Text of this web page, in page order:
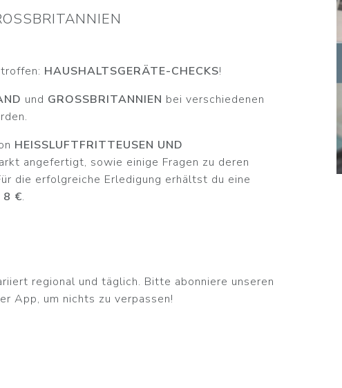
HAUSHALTSGERÄTE-CHECKS!
und GROSSBRITANNIEN
bei verschiedenen
HEISSLUFTFRITTEUSEN UND S
angefertigt, sowie einige Fragen zu deren
die erfolgreiche Erledigung erhältst du eine
8 €.
regional und täglich. Bitte abonniere unseren
App, um nichts zu verpassen!